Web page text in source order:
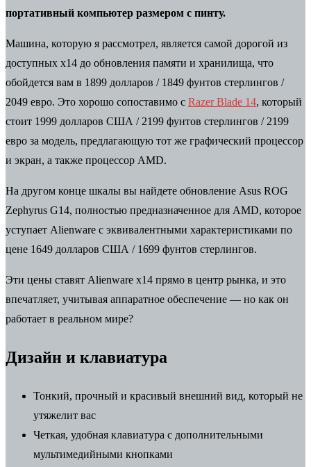
портативный компьютер размером с пинту.
Машина, которую я рассмотрел, является самой дорогой из
доступных x14 до обновления памяти и хранилища, что
обойдется вам в 1899 долларов / 1849 фунтов стерлингов /
2049 евро. Это хорошо сопоставимо с Razer Blade 14, который
стоит 1999 долларов США / 2199 фунтов стерлингов / 2199
евро за модель, предлагающую тот же графический процессор
и экран, а также процессор AMD.
На другом конце шкалы вы найдете обновление Asus ROG
Zephyrus G14, полностью предназначенное для AMD, которое
уступает Alienware с эквивалентными характеристиками по
цене 1649 долларов США / 1699 фунтов стерлингов.
Эти цены ставят Alienware x14 прямо в центр рынка, и это
впечатляет, учитывая аппаратное обеспечение — но как он
работает в реальном мире?
Дизайн и клавиатура
Тонкий, прочный и красивый внешний вид, который не
утяжелит вас
Четкая, удобная клавиатура с дополнительными
мультимедийными кнопками